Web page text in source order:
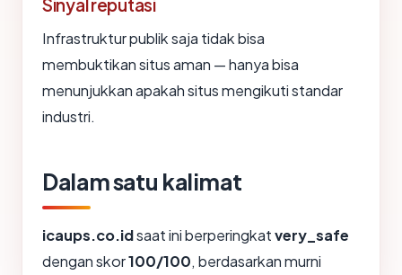
Sinyal reputasi
Infrastruktur publik saja tidak bisa
membuktikan situs aman — hanya bisa
menunjukkan apakah situs mengikuti standar
industri.
Dalam satu kalimat
icaups.co.idsaat ini berperingkatvery_safe
dengan skor100/100, berdasarkan murni